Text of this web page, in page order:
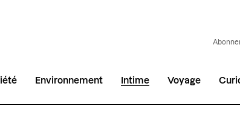
Environnement Intime Voyage